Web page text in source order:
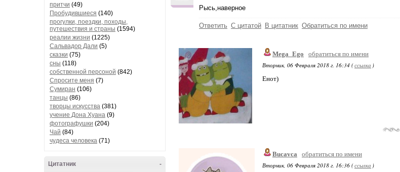
притчи (49)
Пробудившиеся (140)
прогулки, поездки, походы,
путешествия и страны (1594)
реалии жизни (1225)
Сальвадор Дали (5)
сказки (75)
сны (118)
собственной персоной (842)
Спросите меня (7)
Сумиран (106)
танцы (86)
творцы искусства (381)
учение Дона Хуана (9)
фотографушки (204)
Чай (84)
чудеса человека (71)
-
Цитатник
Рысь,наверное
Ответить С цитатой В цитатник Обратиться по имени
Mega_Ego
обратиться по имени
Вторник, 06 Февраля 2018 г. 16:34 (ссылка )
Енот)
Bucavca
обратиться по имени
Вторник, 06 Февраля 2018 г. 16:36 (ссылка )